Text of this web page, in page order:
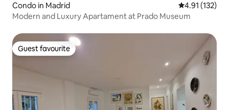
Condo in Madrid 4.91 out of 5
4.91 (132)
Modern and Luxury Apartament at Prado Museum
Guest favourite
Guest favourite